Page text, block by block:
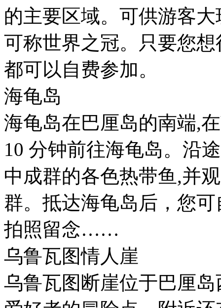
的主要区域。可供游客
可称世界之冠。只要您
都可以自费参加。
海龟岛
海龟岛在巴厘岛的南端,
10 分钟前往海龟岛。沿
中成群的各色热带鱼,并
群。抵达海龟岛后，您
拍照留念……
乌鲁瓦图情人崖
乌鲁瓦图断崖位于巴厘